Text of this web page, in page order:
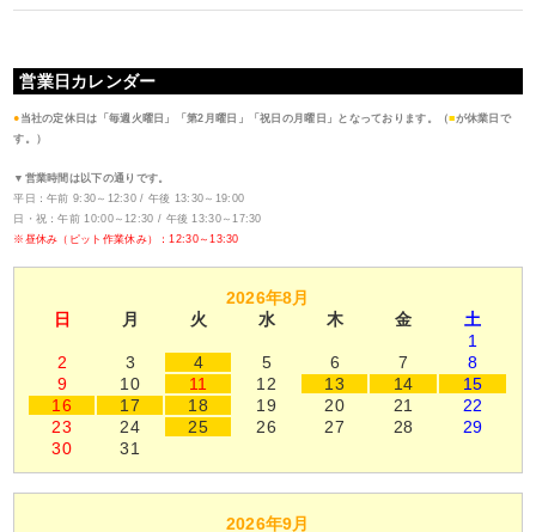
営業日カレンダー
● 当社の定休日は「毎週火曜日」「第2月曜日」「祝日の月曜日」となっております。（■が休業日で
す。）
▼営業時間は以下の通りです。
平日：午前 9:30～12:30 / 午後 13:30～19:00
日・祝：午前 10:00～12:30 / 午後 13:30～17:30
※昼休み（ピット作業休み）：12:30～13:30
2026年8月
日
月 火 水 木 金
土
1
2
3 4 5 6 7
8
9
10 11 12 13 14
15
16
17 18 19 20 21
22
23
24 25 26 27 28
29
30
31
2026年9月